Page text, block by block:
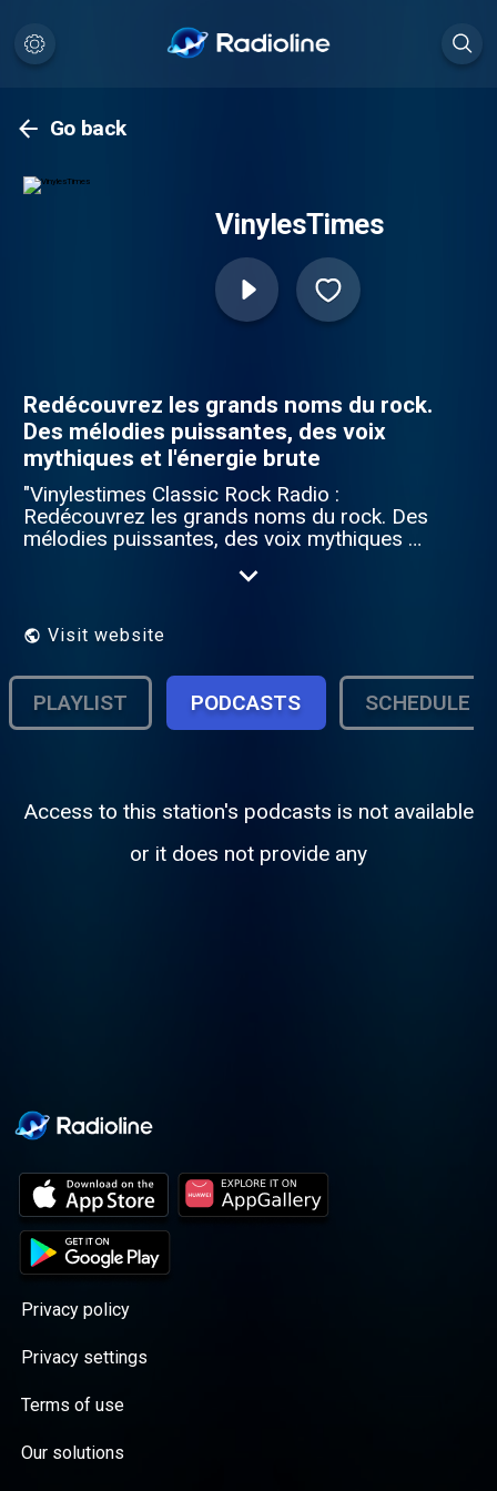
Go back
VinylesTimes
Redécouvrez les grands noms du rock.
Des mélodies puissantes, des voix
mythiques et l'énergie brute
"Vinylestimes Classic Rock Radio :
Redécouvrez les grands noms du rock. Des
mélodies puissantes, des voix mythiques et
rock classique à son apogée, à tout
Visit website
PLAYLIST PODCASTS SCHEDULE
Access to this station's podcasts is not available
or it does not provide any
Privacy policy
Privacy settings
Terms of use
Our solutions